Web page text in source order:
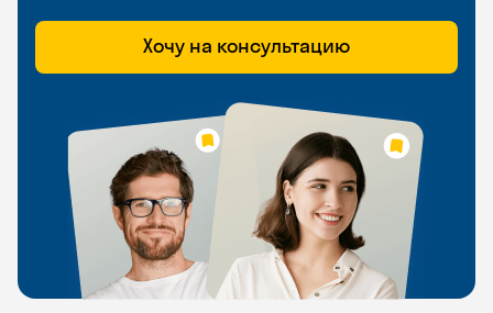
Хочу на консультацию